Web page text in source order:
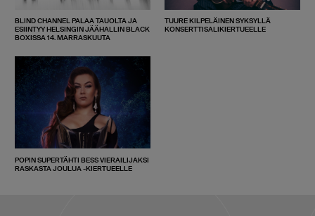
BLIND CHANNEL PALAA TAUOLTA JA
ESIINTYY HELSINGIN JÄÄHALLIN BLACK
BOXISSA 14. MARRASKUUTA
TUURE KILPELÄINEN SYKSYLLÄ
KONSERTTISALIKIERTUEELLE
POPIN SUPERTÄHTI BESS VIERAILIJAKSI
RASKASTA JOULUA -KIERTUEELLE